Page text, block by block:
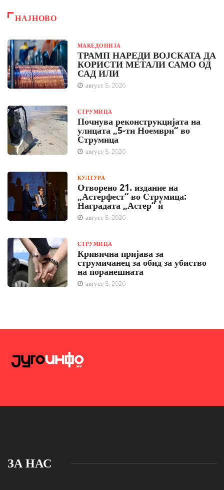
НАЈНОВО
МАКЕДОНИЈА
ТРАМП НАРЕДИ ВОЈСКАТА ДА
КОРИСТИ МЕТАЛИ САМО ОД
САД ИЛИ
август 5, 2026
СТРУМИЦА
Почнува реконструкцијата на
улицата „5-ти Ноември“ во
Струмица
август 5, 2026
КУЛТУРА
Отворено 21. издание на
„Астерфест“ во Струмица:
Наградата „Астер“ ѝ
август 5, 2026
СТРУМИЦА
Кривична пријава за
струмичанец за обид за убиство
на поранешната
август 5, 2026
ЗА НАС